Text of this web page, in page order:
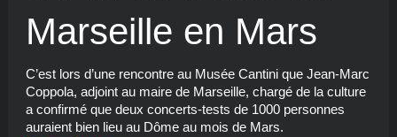
Marseille en Mars
C’est lors d’une rencontre au Musée Cantini que Jean-Marc
Coppola, adjoint au maire de Marseille, chargé de la culture
a confirmé que deux concerts-tests de 1000 personnes
auraient bien lieu au Dôme au mois de Mars.